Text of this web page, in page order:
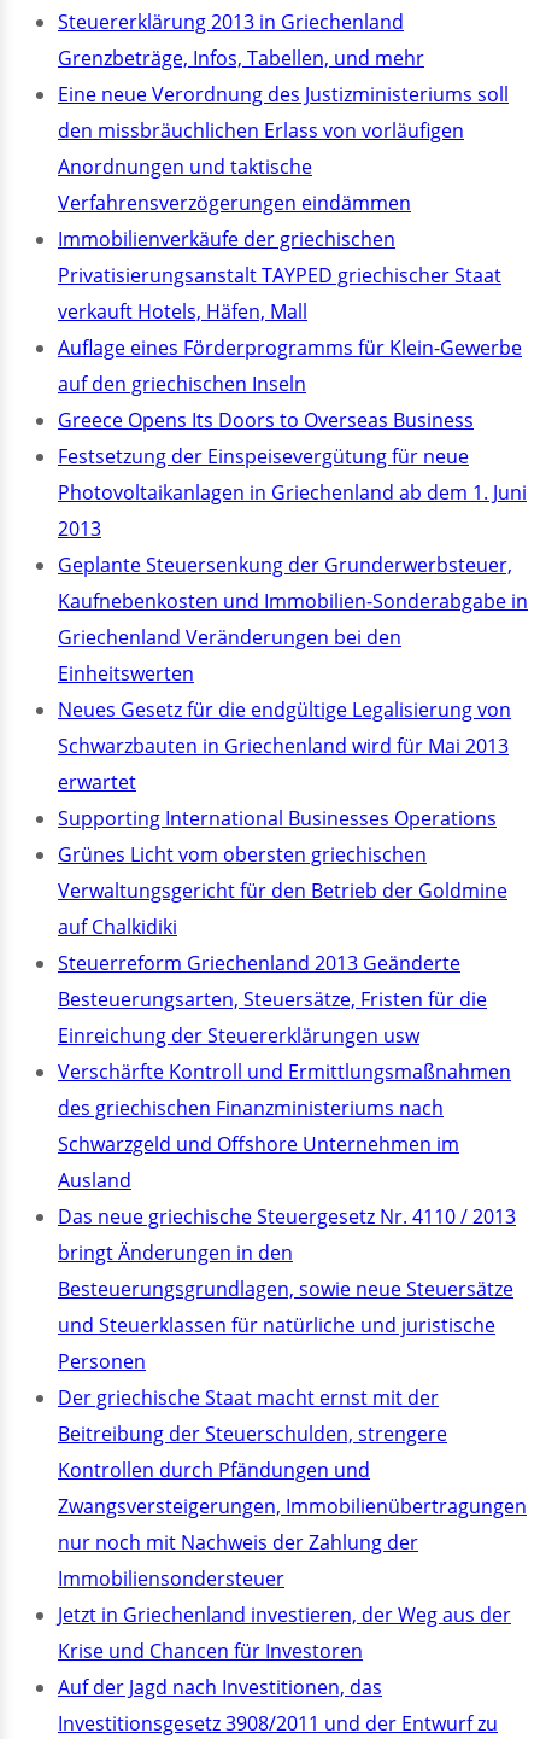
Steuererklärung 2013 in Griechenland
Grenzbeträge, Infos, Tabellen, und mehr
Eine neue Verordnung des Justizministeriums soll
den missbräuchlichen Erlass von vorläufigen
Anordnungen und taktische
Verfahrensverzögerungen eindämmen
Immobilienverkäufe der griechischen
Privatisierungsanstalt TAYPED griechischer Staat
verkauft Hotels, Häfen, Mall
Auflage eines Förderprogramms für Klein-Gewerbe
auf den griechischen Inseln
Greece Opens Its Doors to Overseas Business
Festsetzung der Einspeisevergütung für neue
Photovoltaikanlagen in Griechenland ab dem 1. Juni
2013
Geplante Steuersenkung der Grunderwerbsteuer,
Kaufnebenkosten und Immobilien-Sonderabgabe in
Griechenland Veränderungen bei den
Einheitswerten
Neues Gesetz für die endgültige Legalisierung von
Schwarzbauten in Griechenland wird für Mai 2013
erwartet
Supporting International Businesses Operations
Grünes Licht vom obersten griechischen
Verwaltungsgericht für den Betrieb der Goldmine
auf Chalkidiki
Steuerreform Griechenland 2013 Geänderte
Besteuerungsarten, Steuersätze, Fristen für die
Einreichung der Steuererklärungen usw
Verschärfte Kontroll und Ermittlungsmaßnahmen
des griechischen Finanzministeriums nach
Schwarzgeld und Offshore Unternehmen im
Ausland
Das neue griechische Steuergesetz Nr. 4110 / 2013
bringt Änderungen in den
Besteuerungsgrundlagen, sowie neue Steuersätze
und Steuerklassen für natürliche und juristische
Personen
Der griechische Staat macht ernst mit der
Beitreibung der Steuerschulden, strengere
Kontrollen durch Pfändungen und
Zwangsversteigerungen, Immobilienübertragungen
nur noch mit Nachweis der Zahlung der
Immobiliensondersteuer
Jetzt in Griechenland investieren, der Weg aus der
Krise und Chancen für Investoren
Auf der Jagd nach Investitionen, das
Investitionsgesetz 3908/2011 und der Entwurf zu